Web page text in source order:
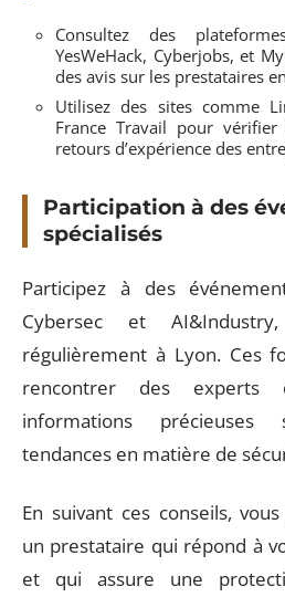
Consultez des
YesWeHack, Cyberjobs, et
des avis sur les prestataires
Utilisez des sites comme
France Travail pour
retours d’expérience des
Participation à des
spécialisés
Participez à des
Cybersec et
régulièrement à Lyon. Ces
rencontrer des experts
informations
tendances en matière de
En suivant ces conseils,
un prestataire qui répond à
et qui assure une